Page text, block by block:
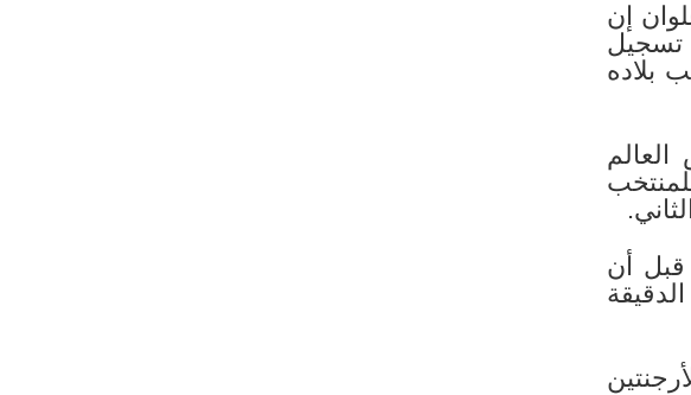
إن
تسجيل
بلاده
للمنتخب
هدفاً بالخطأ في مرمى المنتخب عند الدقيقة 76، قبل أن